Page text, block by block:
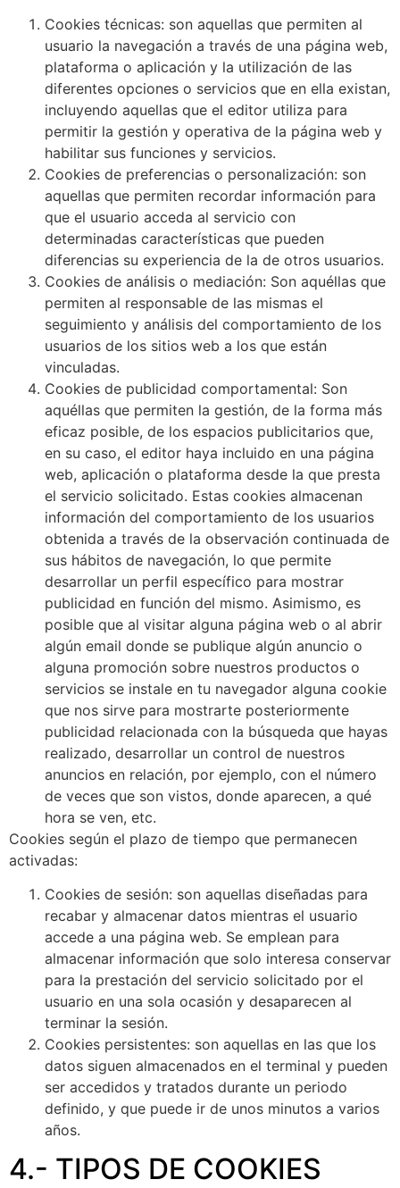
Cookies técnicas: son aquellas que permiten al
usuario la navegación a través de una página web,
plataforma o aplicación y la utilización de las
diferentes opciones o servicios que en ella existan,
incluyendo aquellas que el editor utiliza para
permitir la gestión y operativa de la página web y
habilitar sus funciones y servicios.
Cookies de preferencias o personalización: son
aquellas que permiten recordar información para
que el usuario acceda al servicio con
determinadas características que pueden
diferencias su experiencia de la de otros usuarios.
Cookies de análisis o mediación: Son aquéllas que
permiten al responsable de las mismas el
seguimiento y análisis del comportamiento de los
usuarios de los sitios web a los que están
vinculadas.
Cookies de publicidad comportamental: Son
aquéllas que permiten la gestión, de la forma más
eficaz posible, de los espacios publicitarios que,
en su caso, el editor haya incluido en una página
web, aplicación o plataforma desde la que presta
el servicio solicitado. Estas cookies almacenan
información del comportamiento de los usuarios
obtenida a través de la observación continuada de
sus hábitos de navegación, lo que permite
desarrollar un perfil específico para mostrar
publicidad en función del mismo. Asimismo, es
posible que al visitar alguna página web o al abrir
algún email donde se publique algún anuncio o
alguna promoción sobre nuestros productos o
servicios se instale en tu navegador alguna cookie
que nos sirve para mostrarte posteriormente
publicidad relacionada con la búsqueda que hayas
realizado, desarrollar un control de nuestros
anuncios en relación, por ejemplo, con el número
de veces que son vistos, donde aparecen, a qué
hora se ven, etc.
Cookies según el plazo de tiempo que permanecen
activadas:
Cookies de sesión: son aquellas diseñadas para
recabar y almacenar datos mientras el usuario
accede a una página web. Se emplean para
almacenar información que solo interesa conservar
para la prestación del servicio solicitado por el
usuario en una sola ocasión y desaparecen al
terminar la sesión.
Cookies persistentes: son aquellas en las que los
datos siguen almacenados en el terminal y pueden
ser accedidos y tratados durante un periodo
definido, y que puede ir de unos minutos a varios
años.
4.- TIPOS DE COOKIES